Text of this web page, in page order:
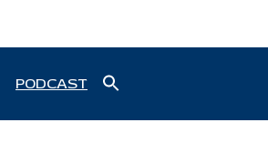
PODCAST